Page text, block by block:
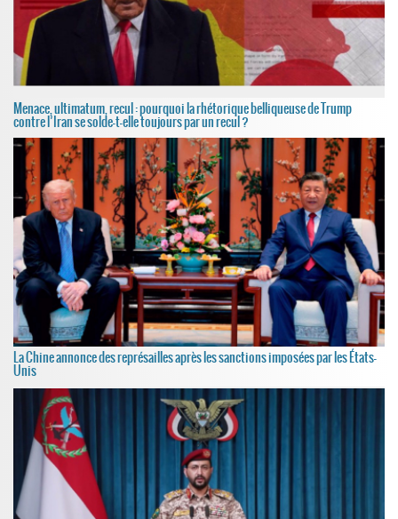
Menace, ultimatum, recul : pourquoi la rhétorique belliqueuse de Trump
contre l’Iran se solde-t-elle toujours par un recul ?
La Chine annonce des représailles après les sanctions imposées par les États-
Unis